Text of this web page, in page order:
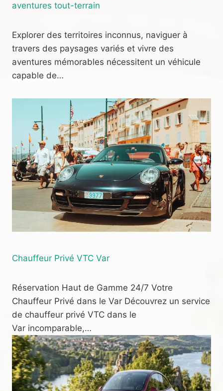
aventures tout-terrain
Explorer des territoires inconnus, naviguer à
travers des paysages variés et vivre des
aventures mémorables nécessitent un véhicule
capable de…
Chauffeur Privé VTC Var
Réservation Haut de Gamme 24/7 Votre
Chauffeur Privé dans le Var Découvrez un service
de chauffeur privé VTC dans le
Var incomparable,…